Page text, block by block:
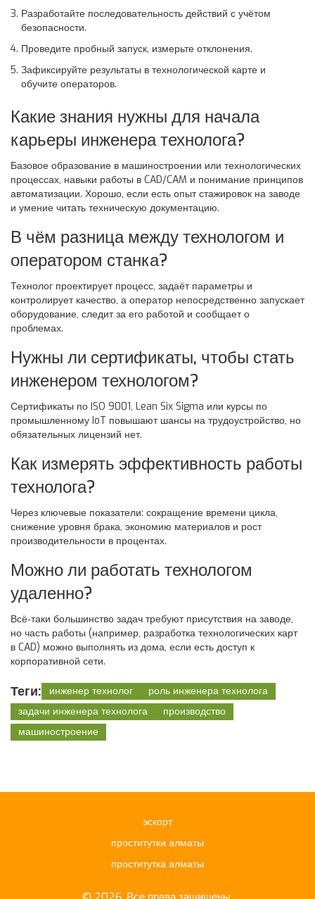
Разработайте последовательность действий с учётом
безопасности.
Проведите пробный запуск, измерьте отклонения.
Зафиксируйте результаты в технологической карте и
обучите операторов.
Какие знания нужны для начала
карьеры инженера технолога?
Базовое образование в машиностроении или технологических
процессах, навыки работы в CAD/CAM и понимание принципов
автоматизации. Хорошо, если есть опыт стажировок на заводе
и умение читать техническую документацию.
В чём разница между технологом и
оператором станка?
Технолог проектирует процесс, задаёт параметры и
контролирует качество, а оператор непосредственно запускает
оборудование, следит за его работой и сообщает о
проблемах.
Нужны ли сертификаты, чтобы стать
инженером технологом?
Сертификаты по ISO 9001, Lean Six Sigma или курсы по
промышленному IoT повышают шансы на трудоустройство, но
обязательных лицензий нет.
Как измерять эффективность работы
технолога?
Через ключевые показатели: сокращение времени цикла,
снижение уровня брака, экономию материалов и рост
производительности в процентах.
Можно ли работать технологом
удаленно?
Всё‑таки большинство задач требуют присутствия на заводе,
но часть работы (например, разработка технологических карт
в CAD) можно выполнять из дома, если есть доступ к
корпоративной сети.
Теги: инженер технолог
роль инженера технолога
задачи инженера технолога
производство
машиностроение
эскорт
проститутки алматы
проститутка алматы